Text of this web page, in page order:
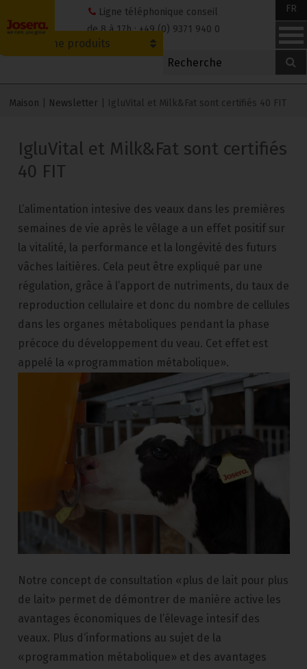
to
Ligne téléphonique conseil
de 8 à 17h : +49 (0) 9371 940 0
FR
Recherche produits
Maison Newsletter IgluVital et Milk&Fat sont certifiés 40 FIT
IgluVital et Milk&Fat sont certifiés
40 FIT
L’alimentation intesive des veaux dans les premières
semaines de vie après le vêlage a un effet positif sur
la vitalité, la performance et la longévité des futurs
vâches laitières. Cela peut être expliqué par une
régulation, grâce à l’apport de nutriments, du taux de
reproduction cellulaire et donc du nombre de cellules
dans les organes métaboliques pendant la phase
précoce du développement du veau. Cet effet est
appelé la «programmation métabolique».
Notre concept de consultation «plus de lait pour plus
de lait» permet de démontrer de manière active les
avantages économiques de l’élevage intesif des
veaux. Plus d‘informations au sujet de la
«programmation métabolique» et des avantages